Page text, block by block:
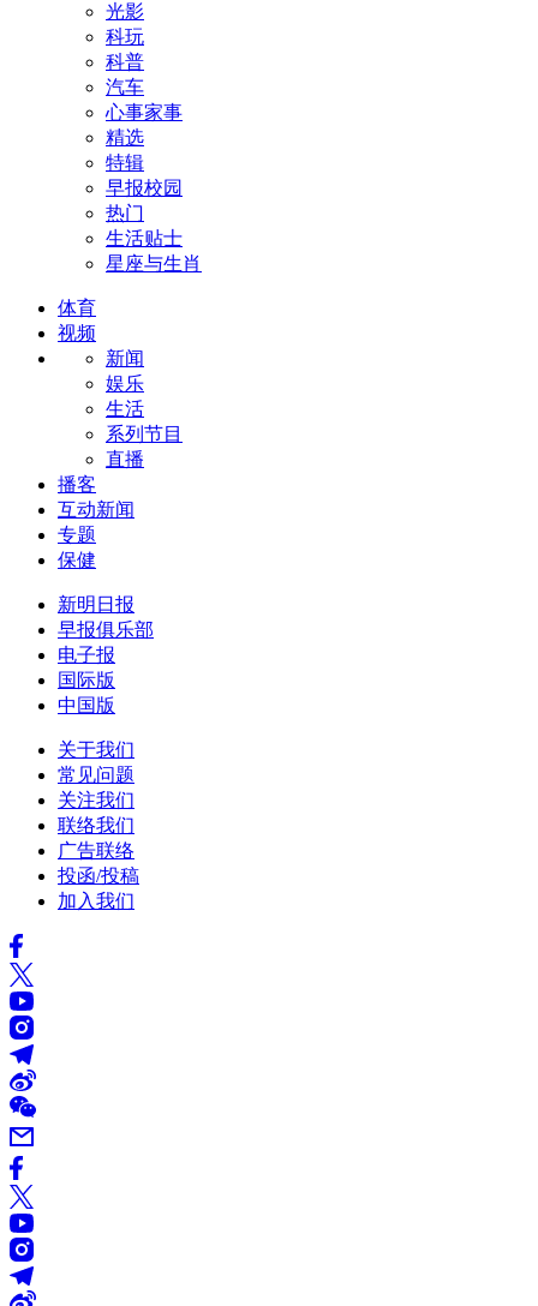
光影
科玩
科普
汽车
心事家事
精选
特辑
早报校园
热门
生活贴士
星座与生肖
体育
视频
新闻
娱乐
生活
系列节目
直播
播客
互动新闻
专题
保健
新明日报
早报俱乐部
电子报
国际版
中国版
关于我们
常见问题
关注我们
联络我们
广告联络
投函/投稿
加入我们